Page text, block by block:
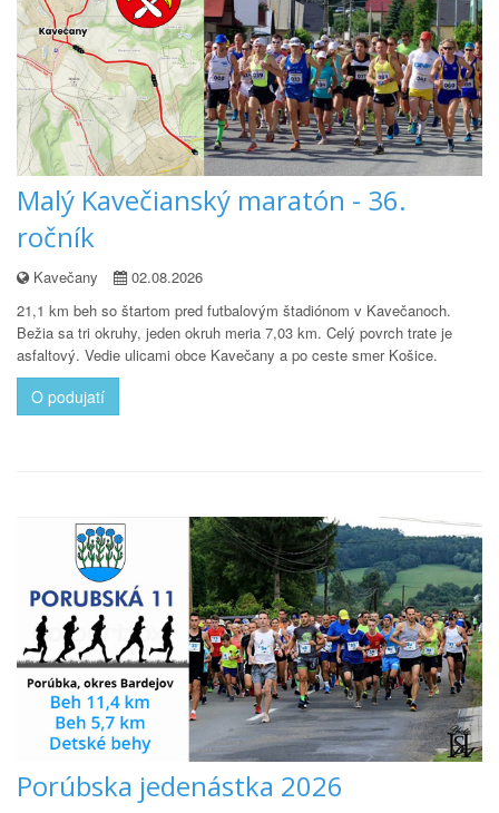
Malý Kavečianský maratón - 36.
ročník
Kavečany
02.08.2026
21,1 km beh so štartom pred futbalovým štadiónom v Kavečanoch.
Bežia sa tri okruhy, jeden okruh meria 7,03 km. Celý povrch trate je
asfaltový. Vedie ulicami obce Kavečany a po ceste smer Košice.
O podujatí
Porúbska jedenástka 2026